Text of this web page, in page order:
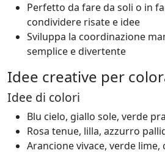
Perfetto da fare da soli o in
condividere risate e idee
Sviluppa la coordinazione
semplice e divertente
Idee creative per
Idee di colori
Blu cielo, giallo sole, verde
Rosa tenue, lilla, azzurro
Arancione vivace, verde lime,